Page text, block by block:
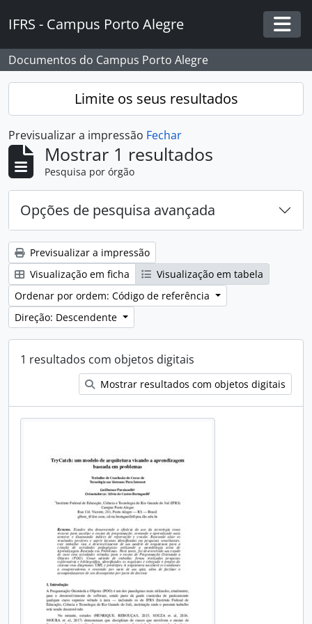
IFRS - Campus Porto Alegre
Documentos do Campus Porto Alegre
Limite os seus resultados
Previsualizar a impressão Fechar
Mostrar 1 resultados
Pesquisa por órgão
Opções de pesquisa avançada
Previsualizar a impressão
Visualização em ficha
Visualização em tabela
Ordenar por ordem: Código de referência
Direção: Descendente
1 resultados com objetos digitais
Mostrar resultados com objetos digitais